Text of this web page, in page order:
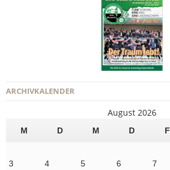
ARCHIVKALENDER
August 2026
M D M D F
3
4 5 6 7